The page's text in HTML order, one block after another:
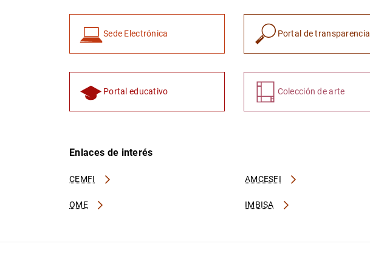
Sede Electrónica Portal de transparencia
Portal educativo Colección de arte
Enlaces de interés
CEMFI AMCESFI
OME IMBISA